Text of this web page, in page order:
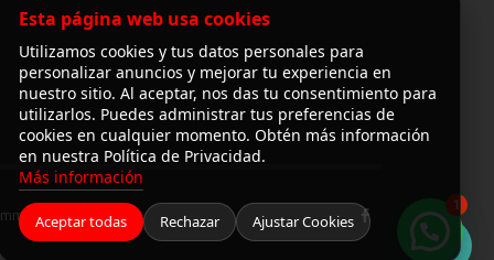
1
¡Hola! ¿en qué puedo ayudarte?
Esta página web usa cookies
Utilizamos cookies y tus datos personales para
personalizar anuncios y mejorar tu experiencia en
nuestro sitio. Al aceptar, nos das tu consentimiento para
utilizarlos. Puedes administrar tus preferencias de
cookies en cualquier momento. Obtén más información
en nuestra Política de Privacidad.
Más información
Aceptar todas Rechazar Ajustar Cookies